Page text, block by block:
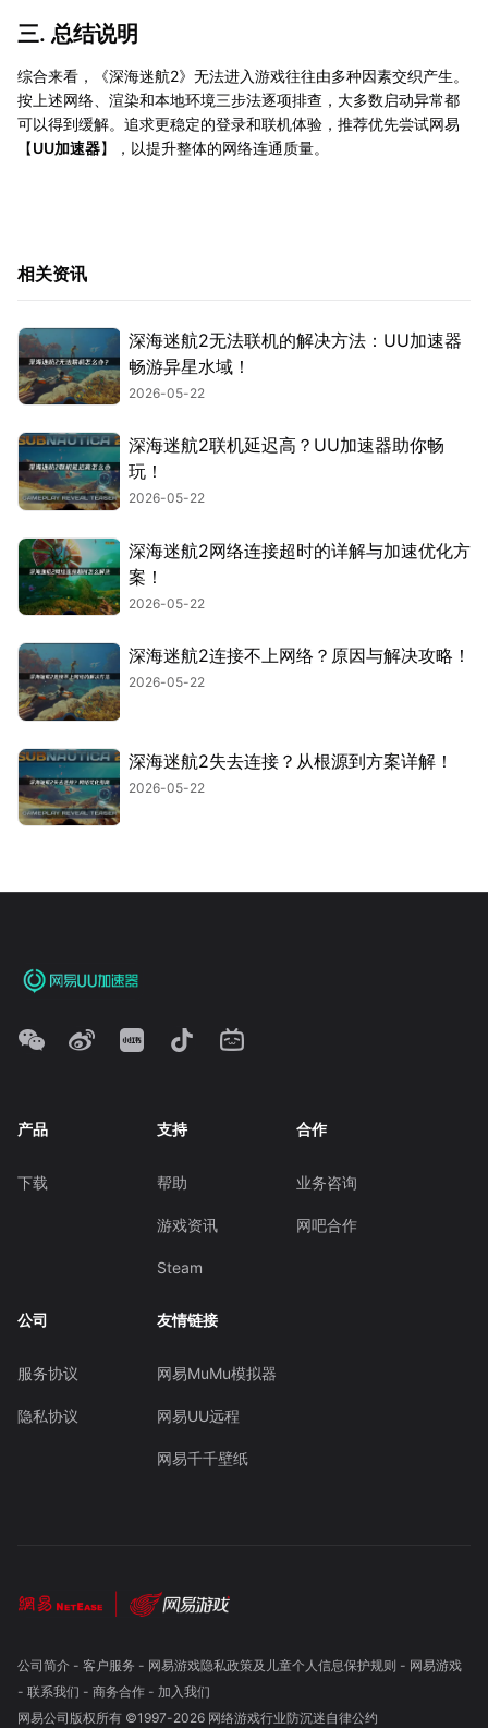
三. 总结说明
综合来看，《深海迷航2》无法进入游戏往往由多种因素交织产生。
按上述网络、渲染和本地环境三步法逐项排查，大多数启动异常都
可以得到缓解。追求更稳定的登录和联机体验，推荐优先尝试网易
【UU加速器】，以提升整体的网络连通质量。
相关资讯
深海迷航2无法联机的解决方法：UU加速器
畅游异星水域！
2026-05-22
深海迷航2联机延迟高？UU加速器助你畅
玩！
2026-05-22
深海迷航2网络连接超时的详解与加速优化方
案！
2026-05-22
深海迷航2连接不上网络？原因与解决攻略！
2026-05-22
深海迷航2失去连接？从根源到方案详解！
2026-05-22
产品
下载
支持
帮助
游戏资讯
Steam
合作
业务咨询
网吧合作
公司
服务协议
隐私协议
友情链接
网易MuMu模拟器
网易UU远程
网易千千壁纸
公司简介- 客户服务 - 网易游戏隐私政策及儿童个人信息保护规则 - 网易游戏
- 联系我们 - 商务合作- 加入我们
网易公司版权所有 ©1997-2026 网络游戏行业防沉迷自律公约